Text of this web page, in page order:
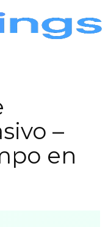
–
en